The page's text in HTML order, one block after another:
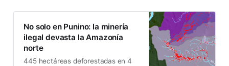
No solo en Punino: la minería
ilegal devasta la Amazonía
norte
445 hectáreas deforestadas en 4